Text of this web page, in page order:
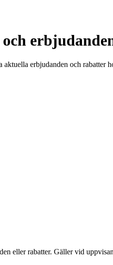
erbjudanden och rabatter
eller rabatter. Gäller vid